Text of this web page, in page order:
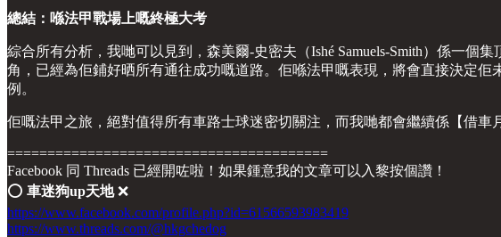
總結：喺法甲戰場上嘅終極大考
綜合所有分析，我哋可以見到，森美爾-史密夫（Ishé Samuels-Smith）係一
角，已經為佢鋪好晒所有通往成功嘅道路。佢喺法甲嘅表現，將會直接決定
例。
佢嘅法甲之旅，絕對值得所有車路士球迷密切關注，而我哋都會繼續係【借車
========================================
Facebook 同 Threads 已經開咗啦！如果鍾意我的文章可以入黎按個讚！
⭕️ 車迷狗up天地❌
https://www.facebook.com/profile.php?id=61566593983419
https://www.threads.com/@hkgchedog